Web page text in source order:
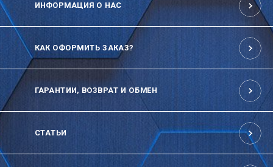
ИНФОРМАЦИЯ О НАС
КАК ОФОРМИТЬ ЗАКАЗ?
ГАРАНТИИ, ВОЗВРАТ И ОБМЕН
СТАТЬИ